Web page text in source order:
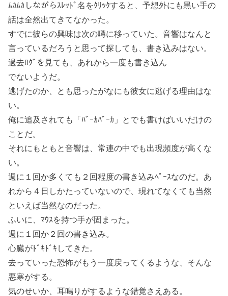
ﾑｶﾑｶしながらｽﾚｯﾄﾞ名をｸﾘｯｸすると、予想外にも黒い手の
話は全然出てきてなかった。
すでに彼らの興味は次の噂に移っていた。音響はなんと
言っているだろうと思って探しても、書き込みはない。
過去ﾛｸﾞを見ても、あれから一度も書き込ん
でないようだ。
逃げたのか、とも思ったがなにも彼女に逃げる理由はな
い。
俺に追及されても「ﾊﾞｰｶﾊﾞｰｶ」とでも書けばいいだけの
ことだ。
それにもともと音響は、常連の中でも出現頻度が高くな
い。
週に１回か多くても２回程度の書き込みﾍﾟｰｽなのだ。あ
れから４日しかたっていないので、現れてなくても当然
といえば当然なのだった。
ふいに、ﾏｳｽを持つ手が固まった。
週に１回か２回の書き込み。
心臓がﾄﾞｷﾄﾞｷしてきた。
去っていった恐怖がもう一度戻ってくるような、そんな
悪寒がする。
気のせいか、耳鳴りがするような錯覚さえある。